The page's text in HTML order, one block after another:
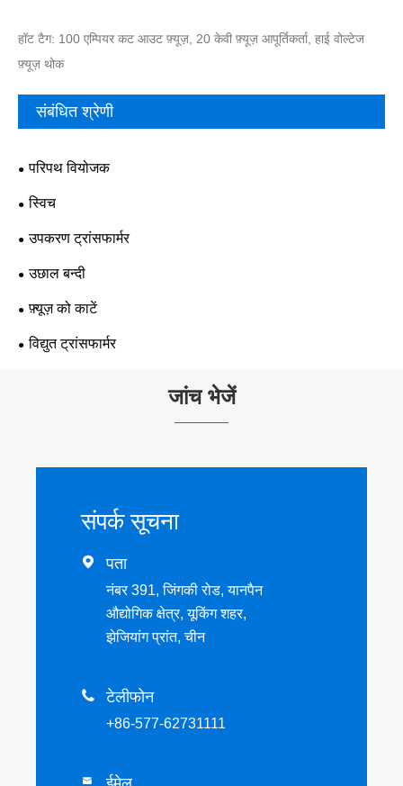
हॉट टैग: 100 एम्पियर कट आउट फ़्यूज़, 20 केवी फ़्यूज़ आपूर्तिकर्ता, हाई वोल्टेज
फ़्यूज़ थोक
संबंधित श्रेणी
परिपथ वियोजक
स्विच
उपकरण ट्रांसफार्मर
उछाल बन्दी
फ़्यूज़ को काटें
विद्युत ट्रांसफार्मर
जांच भेजें
संपर्क सूचना
 पता
नंबर 391, जिंगकी रोड, यानपैन
औद्योगिक क्षेत्र, यूकिंग शहर,
झेजियांग प्रांत, चीन
 टेलीफोन
+86-577-62731111
